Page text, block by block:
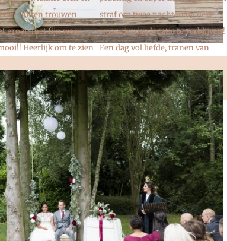
© COPYRIGHT WEDDING EVE 2018-2026 ALLE RECHTEN VOORBEHOUDEN |